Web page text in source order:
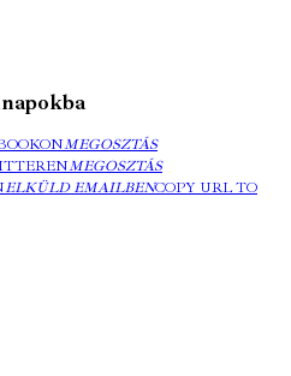
MEGOSZTÁS
MEGOSZTÁS
ELKÜLD EMAILBENCOPY URL TO